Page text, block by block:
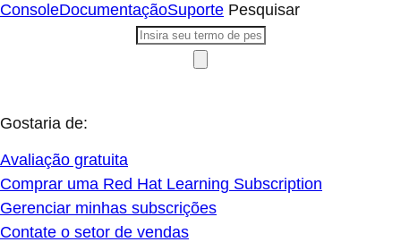
ConsoleDocumentaçãoSuporte Pesquisar
Gostaria de:
Avaliação gratuita
Comprar uma Red Hat Learning Subscription
Gerenciar minhas subscrições
Contate o setor de vendas